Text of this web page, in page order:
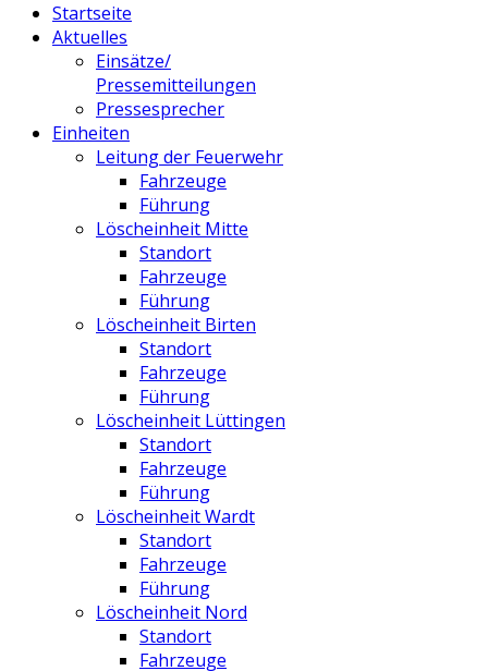
Startseite
Aktuelles
Einsätze/
Pressemitteilungen
Pressesprecher
Einheiten
Leitung der Feuerwehr
Fahrzeuge
Führung
Löscheinheit Mitte
Standort
Fahrzeuge
Führung
Löscheinheit Birten
Standort
Fahrzeuge
Führung
Löscheinheit Lüttingen
Standort
Fahrzeuge
Führung
Löscheinheit Wardt
Standort
Fahrzeuge
Führung
Löscheinheit Nord
Standort
Fahrzeuge